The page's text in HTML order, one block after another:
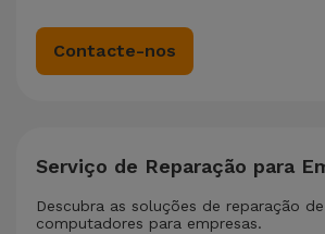
Contacte-nos
Serviço de Reparação para
Descubra as soluções de reparação
computadores para empresas.